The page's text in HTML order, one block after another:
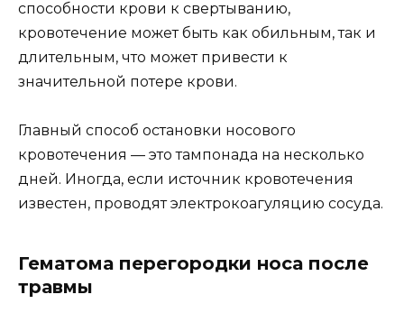
способности крови к свертыванию,
кровотечение может быть как обильным, так и
длительным, что может привести к
значительной потере крови.
Главный способ остановки носового
кровотечения — это тампонада на несколько
дней. Иногда, если источник кровотечения
известен, проводят электрокоагуляцию сосуда.
Гематома перегородки носа после
травмы